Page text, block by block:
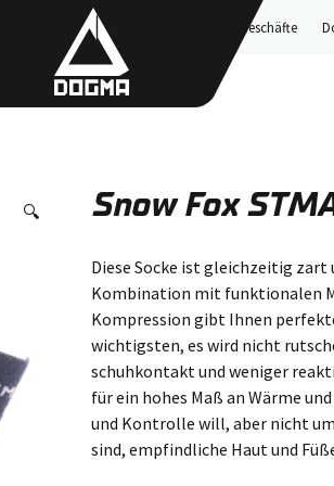
Geschäfte
🔍
Snow Fox
Diese Socke ist gleichzeitig
Kombination mit funktionalen
Kompression gibt Ihnen
wichtigsten, es wird nicht
schuhkontakt und weniger
für ein hohes Maß an Wärme
und Kontrolle will, aber nicht
sind, empfindliche Haut und